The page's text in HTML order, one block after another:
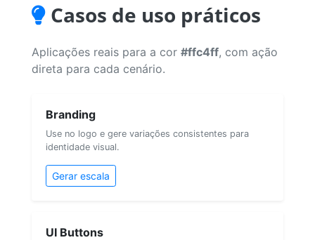
Casos de uso práticos
Aplicações reais para a cor #ffc4ff, com ação
direta para cada cenário.
Branding
Use no logo e gere variações consistentes para
identidade visual.
Gerar escala
UI Buttons